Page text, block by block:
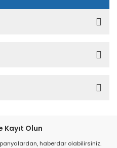
Kayıt Olun
haberdar olabilirsiniz.